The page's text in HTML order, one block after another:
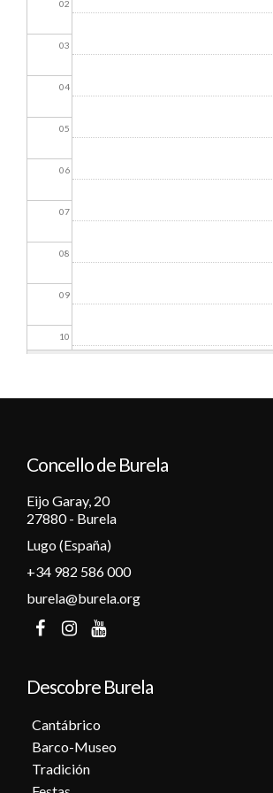
02
03
04
05
06
07
08
09
10
13
14
15
17
20
Concello de Burela
Eijo Garay, 20
27880 - Burela
Lugo (España)
+34 982 586 000
burela@burela.org
Descobre Burela
Cantábrico
Barco-Museo
Tradición